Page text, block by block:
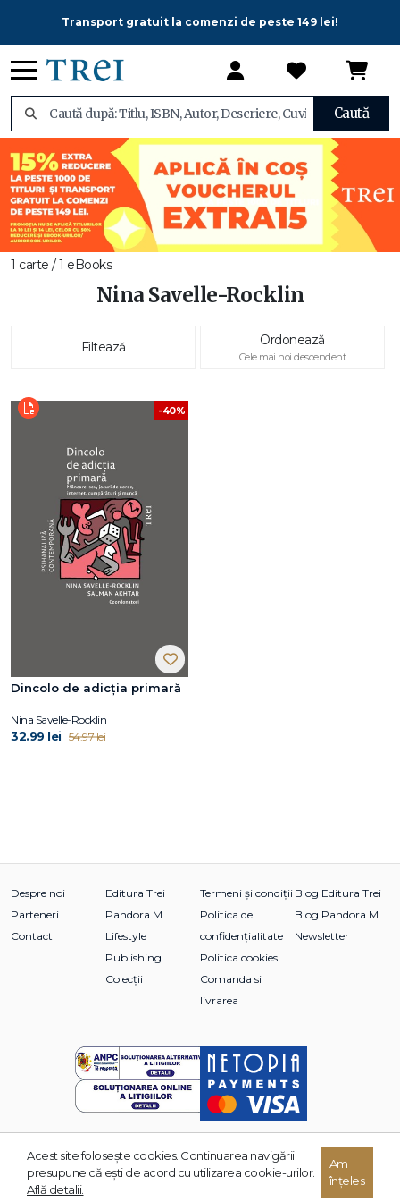
Transport gratuit la comenzi de peste 149 lei!
Caută
1 carte / 1 eBooks
Nina Savelle-Rocklin
Filtează Ordonează
Cele mai noi descendent
-40%
Dincolo de adicția primară
Nina Savelle-Rocklin
32.99 lei 54.97 lei
Despre noi
Parteneri
Contact
Editura Trei
Pandora M
Lifestyle
Publishing
Colecții
Termeni și condiții
Politica de
confidențialitate
Politica cookies
Comanda si
livrarea
Blog Editura Trei
Blog Pandora M
Newsletter
© 2026 Grupul Editorial TREI. Toate drepturile rezervate.
Acest site foloseşte cookies. Continuarea navigării
presupune că eşti de acord cu utilizarea cookie-urilor.
Află detalii.
Am
înțeles